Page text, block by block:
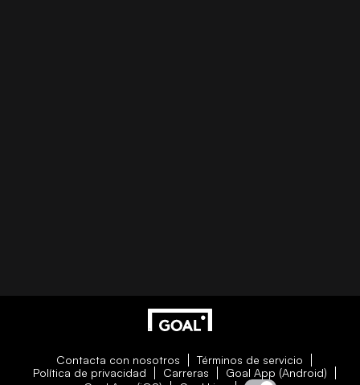
Contacta con nosotros
Términos de servicio
Política de privacidad
Carreras
Goal App (Android)